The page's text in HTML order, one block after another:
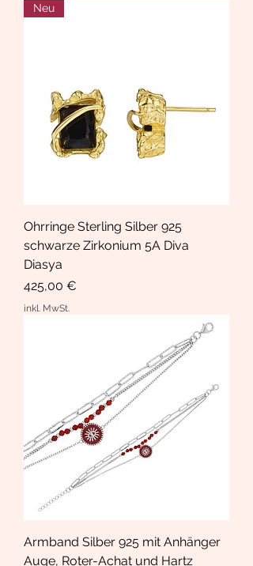
Neu
Ohrringe Sterling Silber 925
schwarze Zirkonium 5A Diva
Diasya
Preis
425,00 €
inkl. MwSt.
Armband Silber 925 mit Anhänger
Auge, Roter-Achat und Hartz